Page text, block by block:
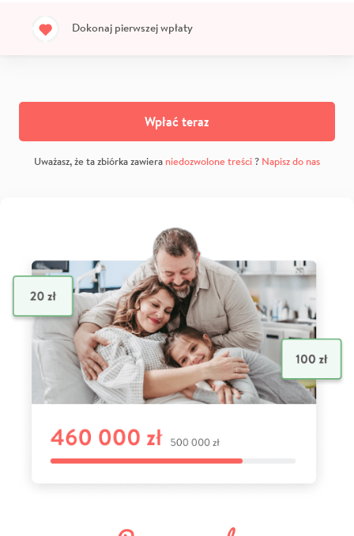
Dokonaj pierwszej wpłaty
Wpłać teraz
Uważasz, że ta zbiórka zawiera niedozwolone treści? Napisz do nas